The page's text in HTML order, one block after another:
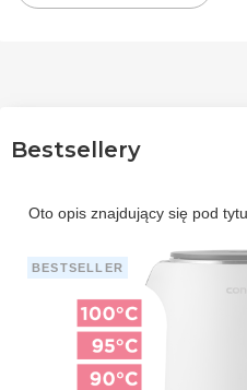
Bestsellery
Oto opis znajdujący się pod
BESTSELLER